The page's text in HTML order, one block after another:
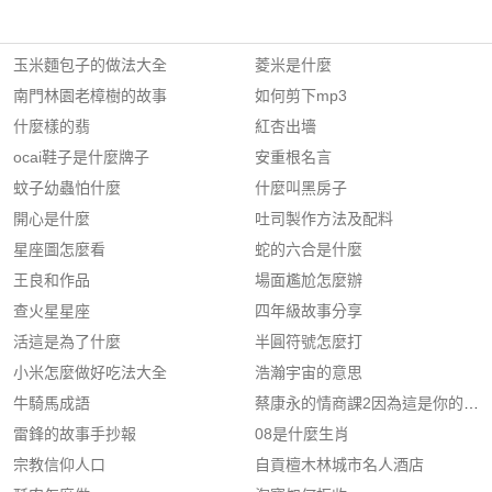
玉米麵包子的做法大全
南門林園老樟樹的故事
什麼樣的翡
ocai鞋子是什麼牌子
蚊子幼蟲怕什麼
開心是什麼
星座圖怎麼看
王良和作品
查火星星座
活這是為了什麼
小米怎麼做好吃法大全
牛騎馬成語
雷鋒的故事手抄報
宗教信仰人口
菱米是什麼
如何剪下mp3
紅杏出墻
安重根名言
什麼叫黑房子
吐司製作方法及配料
蛇的六合是什麼
場面尷尬怎麼辦
四年級故事分享
半圓符號怎麼打
浩瀚宇宙的意思
蔡康永的情商課2因為這是你的人
08是什麼生肖
自貢檀木林城市名人酒店